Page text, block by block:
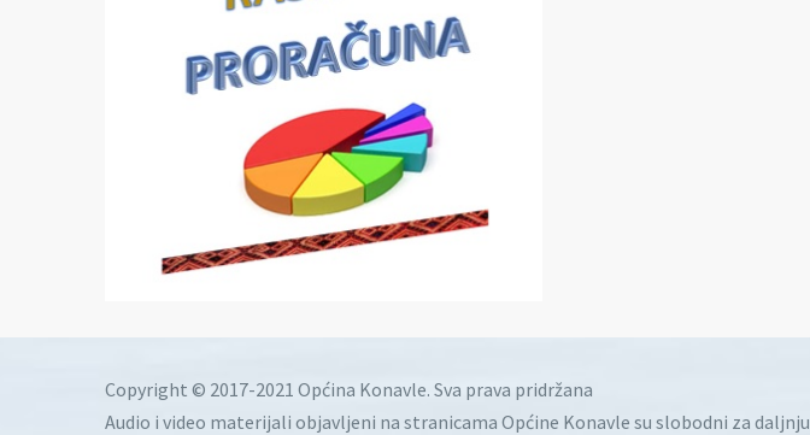
Copyright © 2017-2021 Općina Konavle. Sva prava pridržana
Audio i video materijali objavljeni na stranicama Općine Konavle su slobodni za daljnju